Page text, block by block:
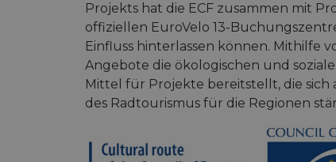
Projekts hat die ECF zusammen mit
offiziellen EuroVelo 13-
Einfluss hinterlassen können. Mithilfe
Angebote die ökologischen und
Mittel für Projekte bereitstellt, die
des Radtourismus für die Regionen